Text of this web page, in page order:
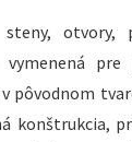
steny, otvory,
pôvodnom
konštrukcia,